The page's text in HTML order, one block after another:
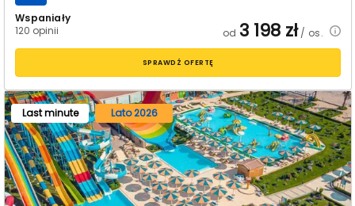
Wspaniały
120 opinii
od 3 198 zł/ os.
SPRAWDŹ OFERTĘ
Last minute Lato 2026